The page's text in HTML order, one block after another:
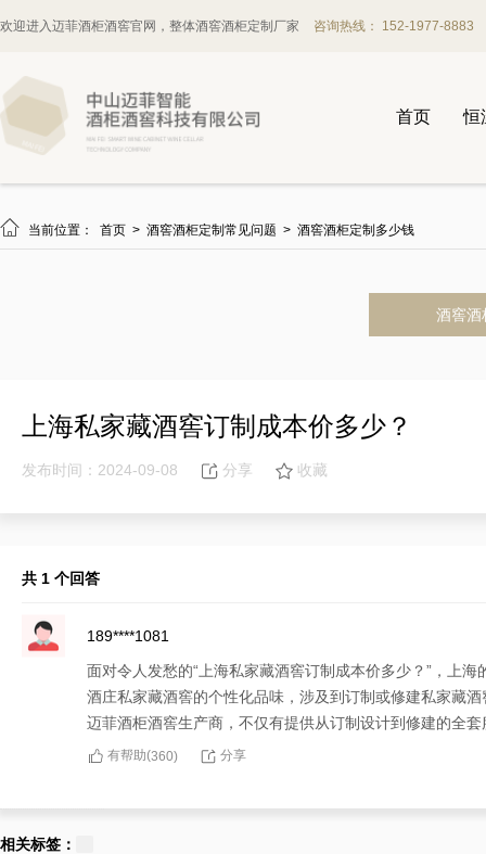
欢迎进入迈菲酒柜酒窖官网，整体酒窖酒柜定制厂家 咨询热线： 152-1977-8883
首页 恒
 当前位置： 首页 > 酒窖酒柜定制常见问题 > 酒窖酒柜定制多少钱
酒窖酒
上海私家藏酒窖订制成本价多少？
发布时间：2024-09-08 分享 收藏
共 1 个回答
189****1081
面对令人发愁的“上海私家藏酒窖订制成本价多少？”，上
酒庄私家藏酒窖的个性化品味，涉及到订制或修建私家藏
迈菲酒柜酒窖生产商，不仅有提供从订制设计到修建的全
有帮助(360) 分享
相关标签：